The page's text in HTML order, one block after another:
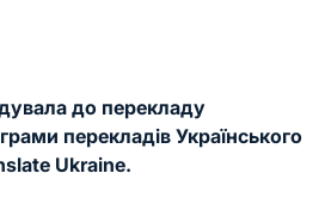
до перекладу
перекладів Українського
Ukraine.